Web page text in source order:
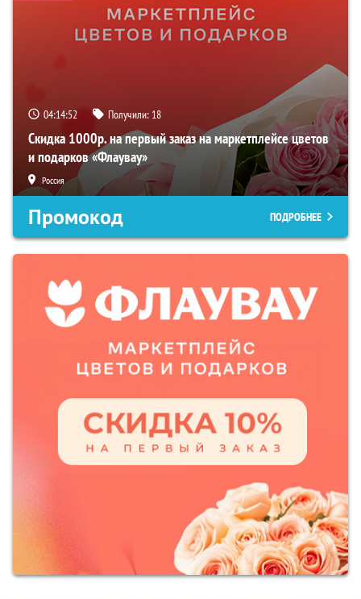
04:14:51 Получили: 18
Скидка 1000р. на первый заказ на маркетплейсе цветов
и подарков «Флаувау»
Россия
Промокод ПОДРОБНЕЕ